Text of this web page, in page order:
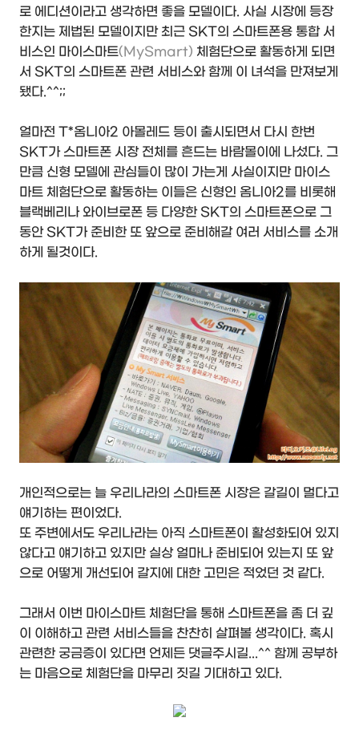
로 에디션이라고 생각하면 좋을 모델이다. 사실 시장에 등장
한지는 제법된 모델이지만 최근 SKT의 스마트폰용 통합 서
비스인 마이스마트(MySmart) 체험단으로 활동하게 되면
서 SKT의 스마트폰 관련 서비스와 함께 이 녀석을 만져보게
됐다.^^;;
얼마전 T*옴니아2 아몰레드 등이 출시되면서 다시 한번
SKT가 스마트폰 시장 전체를 흔드는 바람몰이에 나섰다. 그
만큼 신형 모델에 관심들이 많이 가는게 사실이지만 마이스
마트 체험단으로 활동하는 이들은 신형인 옴니아2를 비롯해
블랙베리나 와이브로폰 등 다양한 SKT의 스마트폰으로 그
동안 SKT가 준비한 또 앞으로 준비해갈 여러 서비스를 소개
하게 될것이다.
개인적으로는 늘 우리나라의 스마트폰 시장은 갈길이 멀다고
얘기하는 편이었다.
또 주변에서도 우리나라는 아직 스마트폰이 활성화되어 있지
않다고 얘기하고 있지만 실상 얼마나 준비되어 있는지 또 앞
으로 어떻게 개선되어 갈지에 대한 고민은 적었던 것 같다.
그래서 이번 마이스마트 체험단을 통해 스마트폰을 좀 더 깊
이 이해하고 관련 서비스들을 찬찬히 살펴볼 생각이다. 혹시
관련한 궁금증이 있다면 언제든 댓글주시길...^^ 함께 공부하
는 마음으로 체험단을 마무리 짓길 기대하고 있다.